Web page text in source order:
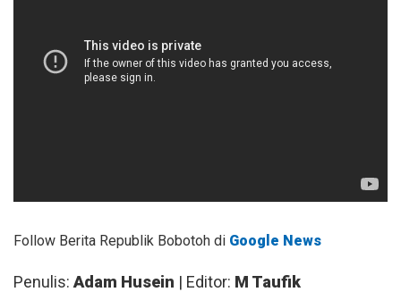
Follow Berita Republik Bobotoh di Google News
Penulis: Adam Husein | Editor: M Taufik